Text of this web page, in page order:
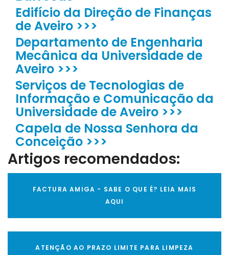
Edifício da Direção de Finanças
de Aveiro >>>
Departamento de Engenharia
Mecânica da Universidade de
Aveiro >>>
Serviços de Tecnologias de
Informação e Comunicação da
Universidade de Aveiro >>>
Capela de Nossa Senhora da
Conceição >>>
Artigos recomendados:
FACTURA AMIGA - SABE O QUE É? LEIA MAIS
AQUI
ATENÇÃO AO PRAZO LIMITE PARA LIMPEZA